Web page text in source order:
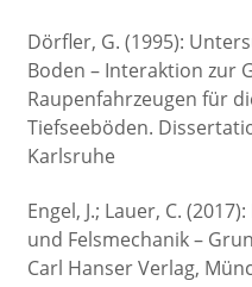
Dörfler, G. (1995):
Boden – Interaktion zur
Raupenfahrzeugen für
Tiefseeböden.
Karlsruhe
Engel, J.; Lauer, C.
und Felsmechanik –
Carl Hanser Verlag,